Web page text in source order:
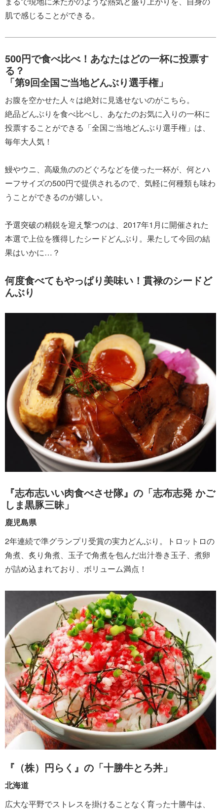
肌で感じることができる。
500円で食べ比べ！あなたはどの一杯に投票す
る？
「第9回全国ご当地どんぶり選手権」
お腹を空かせた人々は絶対に見逃せないのがこちら。
絶品どんぶりを食べ比べし、あなたのお気に入りの一杯に
投票することができる「全国ご当地どんぶり選手権」は、
毎年大人気！
鰻やウニ、高級魚ののどぐろなどを使った一杯が、何とハ
ーフサイズの500円で提供されるので、気軽に何種類も味わ
うことができるのが嬉しい。
予選突破の精鋭を迎え撃つのは、2017年1月に開催された
本選で上位を獲得したシードどんぶり。果たして今回の結
果はいかに…？
何度食べてもやっぱり美味い！貫禄のシードど
んぶり
『志布志いい肉食べさせ隊』の「志布志発 かご
しま黒豚三昧」
鹿児島県
2年連続で準グランプリ受賞の実力どんぶり。トロットロの
角煮、炙り角煮、玉子で角煮を包んだ出汁巻き玉子、煮卵
が詰め込まれており、ボリューム満点！
『（株）円らく』の「十勝牛とろ丼」
北海道
広大な平野でストレスを掛けることなく育った十勝牛は、